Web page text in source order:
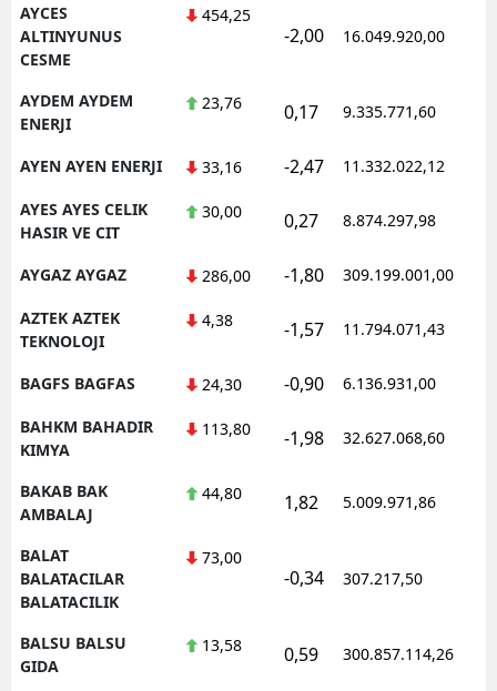
AYCES
ALTINYUNUS
CESME
454,25
-2,00 16.049.920,00
AYDEM AYDEM
ENERJI
23,76 0,17 9.335.771,60
AYEN AYEN ENERJI 33,16 -2,47 11.332.022,12
AYES AYES CELIK
HASIR VE CIT
30,00 0,27 8.874.297,98
AYGAZ AYGAZ 286,00 -1,80 309.199.001,00
AZTEK AZTEK
TEKNOLOJI
4,38 -1,57 11.794.071,43
BAGFS BAGFAS 24,30 -0,90 6.136.931,00
BAHKM BAHADIR
KIMYA
113,80 -1,98 32.627.068,60
BAKAB BAK
AMBALAJ
44,80 1,82 5.009.971,86
BALAT
BALATACILAR
BALATACILIK
73,00
-0,34 307.217,50
BALSU BALSU
GIDA
13,58 0,59 300.857.114,26